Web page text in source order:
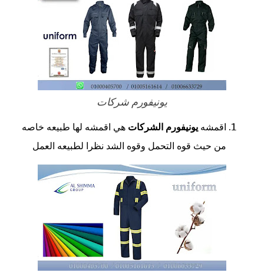
يونيفورم شركات
اقمشه يونيفورم الشركات هي اقمشه لها طبيعه خاصه
من حيث قوه التحمل وقوه الشد نظرا لطبيعه العمل